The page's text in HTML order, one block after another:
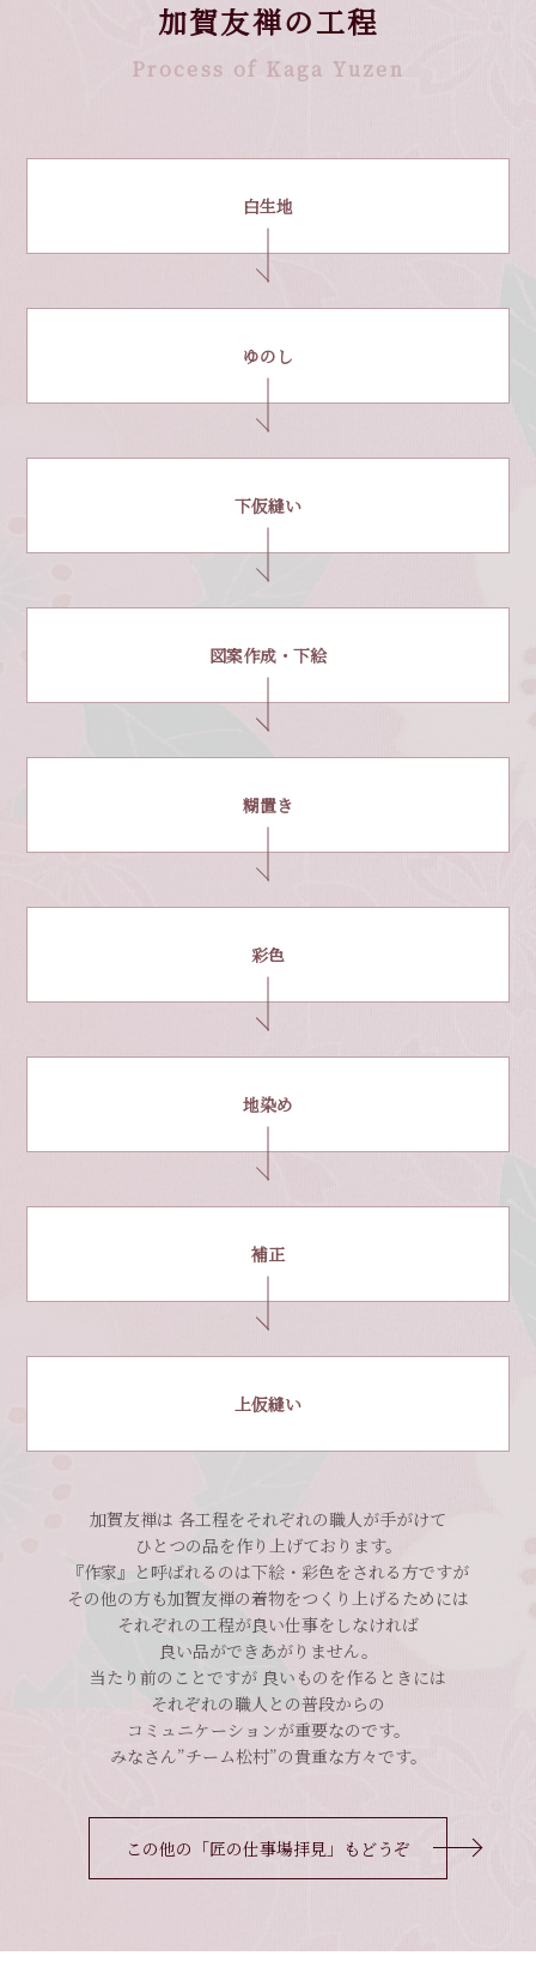
加賀友禅の工程
Process of Kaga Yuzen
白生地
ゆのし
下仮縫い
図案作成・下絵
糊置き
彩色
地染め
補正
上仮縫い
加賀友禅は 各工程をそれぞれの職人が手がけて
ひとつの品を作り上げております。
『作家』と呼ばれるのは下絵・彩色をされる方ですが
その他の方も加賀友禅の着物をつくり上げるためには
それぞれの工程が良い仕事をしなければ
良い品ができあがりません。
当たり前のことですが 良いものを作るときには
それぞれの職人との普段からの
コミュニケーションが重要なのです。
みなさん”チーム松村”の貴重な方々です。
この他の「匠の仕事場拝見」もどうぞ